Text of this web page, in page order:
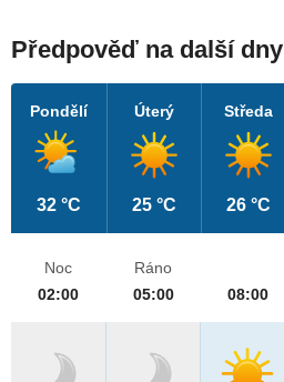
Předpověď na další dny
Pondělí
32 °C
Úterý
25 °C
Středa
26 °C
Noc
02:00
Ráno
05:00
08:00